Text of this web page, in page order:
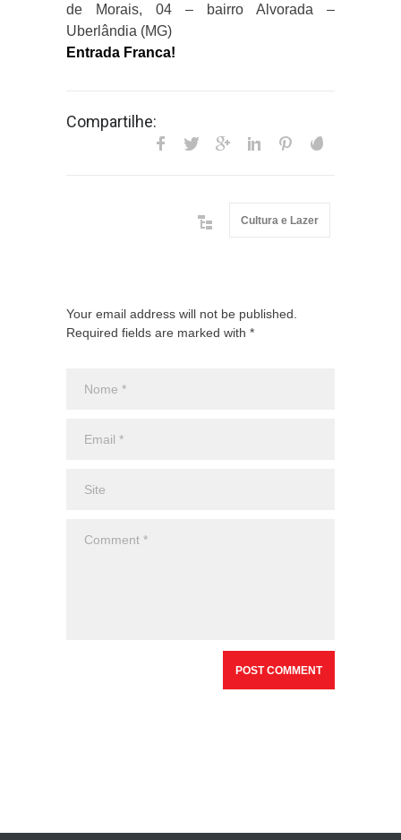
de Morais, 04 – bairro Alvorada –
Uberlândia (MG)
Entrada Franca!
Compartilhe:
Cultura e Lazer
Your email address will not be published.
Required fields are marked with *